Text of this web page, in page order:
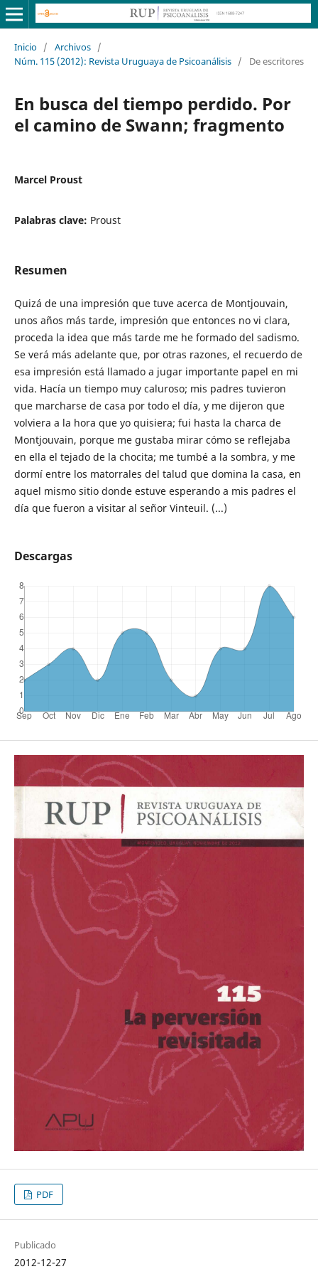
Inicio / Archivos /
Núm. 115 (2012): Revista Uruguaya de Psicoanálisis / De escritores
En busca del tiempo perdido. Por
el camino de Swann; fragmento
Marcel Proust
Palabras clave: Proust
Resumen
Quizá de una impresión que tuve acerca de Montjouvain,
unos años más tarde, impresión que entonces no vi clara,
proceda la idea que más tarde me he formado del sadismo.
Se verá más adelante que, por otras razones, el recuerdo de
esa impresión está llamado a jugar importante papel en mi
vida. Hacía un tiempo muy caluroso; mis padres tuvieron
que marcharse de casa por todo el día, y me dijeron que
volviera a la hora que yo quisiera; fui hasta la charca de
Montjouvain, porque me gustaba mirar cómo se reflejaba
en ella el tejado de la chocita; me tumbé a la sombra, y me
dormí entre los matorrales del talud que domina la casa, en
aquel mismo sitio donde estuve esperando a mis padres el
día que fueron a visitar al señor Vinteuil. (...)
Descargas
PDF
Publicado
2012-12-27